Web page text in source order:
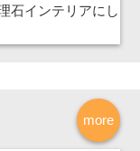
石インテリアにし
more